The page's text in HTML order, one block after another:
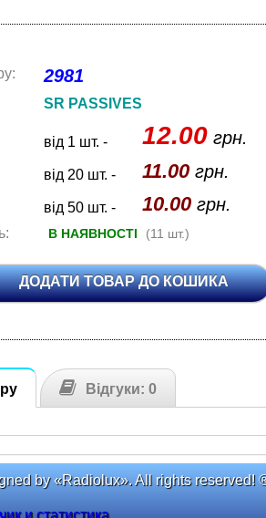
2981
SR PASSIVES
від 1 шт. - 12.00грн.
від 20 шт. - 11.00грн.
від 50 шт. - 10.00грн.
В НАЯВНОСТІ (11 шт.)
ДОДАТИ ТОВАР ДО КОШИКА
Відгуки: 0
by «Radiolux». All rights reserved!